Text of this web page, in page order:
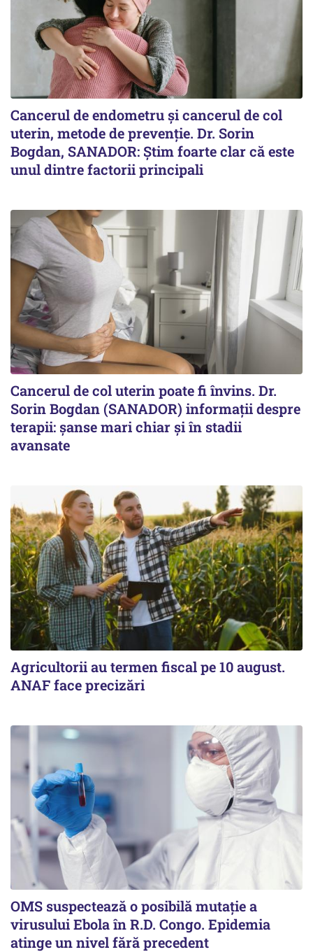
Cancerul de endometru și cancerul de col
uterin, metode de prevenție. Dr. Sorin
Bogdan, SANADOR: Știm foarte clar că este
unul dintre factorii principali
Cancerul de col uterin poate fi învins. Dr.
Sorin Bogdan (SANADOR) informații despre
terapii: șanse mari chiar și în stadii
avansate
Agricultorii au termen fiscal pe 10 august.
ANAF face precizări
OMS suspectează o posibilă mutație a
virusului Ebola în R.D. Congo. Epidemia
atinge un nivel fără precedent